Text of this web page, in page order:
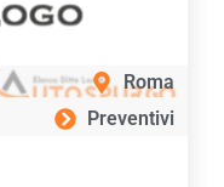
Roma
Preventivi